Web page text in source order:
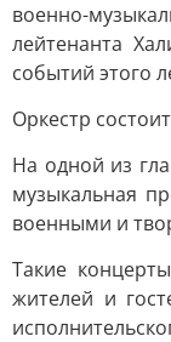
военно-
лейтенанта
событий этого
Оркестр
На одной из
музыкальная
военными и
Такие
жителей и